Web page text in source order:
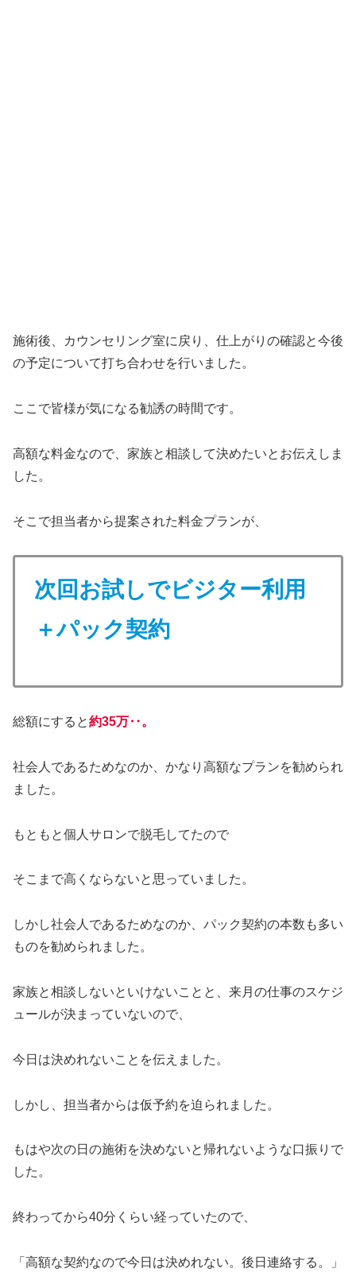
施術後、カウンセリング室に戻り、仕上がりの確認と今後
の予定について打ち合わせを行いました。
ここで皆様が気になる勧誘の時間です。
高額な料金なので、家族と相談して決めたいとお伝えしま
した。
そこで担当者から提案された料金プランが、
次回お試しでビジター利用
＋パック契約
総額にすると約35万‥。
社会人であるためなのか、かなり高額なプランを勧められ
ました。
もともと個人サロンで脱毛してたので
そこまで高くならないと思っていました。
しかし社会人であるためなのか、パック契約の本数も多い
ものを勧められました。
家族と相談しないといけないことと、来月の仕事のスケジ
ュールが決まっていないので、
今日は決めれないことを伝えました。
しかし、担当者からは仮予約を迫られました。
もはや次の日の施術を決めないと帰れないような口振りで
した。
終わってから40分くらい経っていたので、
「高額な契約なので今日は決めれない。後日連絡する。」